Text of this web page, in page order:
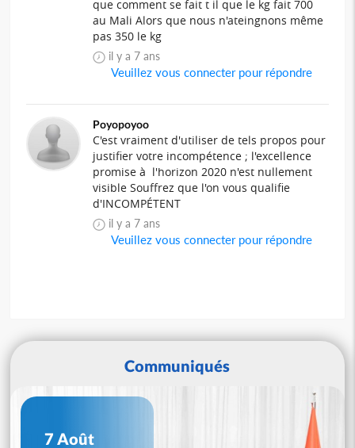
que comment se fait t il que le kg fait 700
au Mali Alors que nous n'ateingnons même
pas 350 le kg
il y a 7 ans
Veuillez vous connecter pour répondre
Poyopoyoo
C'est vraiment d'utiliser de tels propos pour
justifier votre incompétence ; l'excellence
promise à l'horizon 2020 n'est nullement
visible Souffrez que l'on vous qualifie
d'INCOMPÉTENT
il y a 7 ans
Veuillez vous connecter pour répondre
Communiqués
7 Août